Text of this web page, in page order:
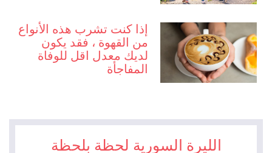
إذا كنت تشرب هذه الأنواع
من القهوة ، فقد يكون
لديك معدل اقل للوفاة
المفاجأة
الليرة السورية لحظة بلحظة